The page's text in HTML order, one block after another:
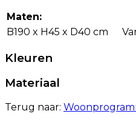
Maten:
B190 x H45 x D40 cm
Kleuren
Materiaal
Terug naar: